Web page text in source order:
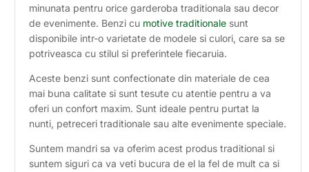
minunata pentru orice garderoba traditionala sau decor
de evenimente. Benzi cu motive traditionale sunt
disponibile intr-o varietate de modele si culori, care sa se
potriveasca cu stilul si preferintele fiecaruia.
Aceste benzi sunt confectionate din materiale de cea
mai buna calitate si sunt tesute cu atentie pentru a va
oferi un confort maxim. Sunt ideale pentru purtat la
nunti, petreceri traditionale sau alte evenimente speciale.
Suntem mandri sa va oferim acest produs traditional si
suntem siguri ca va veti bucura de el la fel de mult ca si